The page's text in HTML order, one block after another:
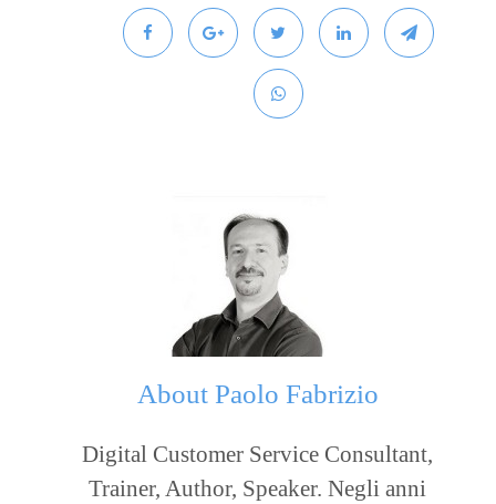
About Paolo Fabrizio
Digital Customer Service Consultant,
Trainer, Author, Speaker. Negli anni